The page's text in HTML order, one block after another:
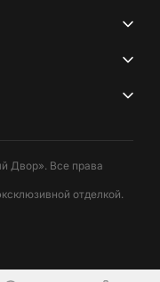
Двор». Все права
отделкой.